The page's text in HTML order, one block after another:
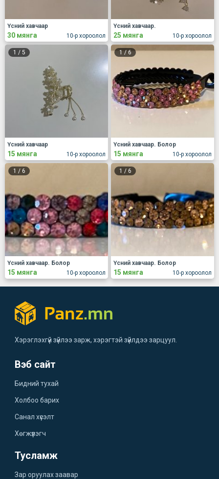
10-р хороолол
Үсний хавчаар
30 мянга 10-р хороолол
Үсний хавчаар.
25 мянга
1 / 5
10-р хороолол
Үсний хавчаар
15 мянга
1 / 6
10-р хороолол
Үсний хавчаар. Болор
15 мянга
1 / 6
10-р хороолол
Үсний хавчаар. Болор
15 мянга
1 / 6
10-р хороолол
Үсний хавчаар. Болор
15 мянга
Хэрэглэхгүй зүйлээ зарж, хэрэгтэй зүйлдээ зарцуул.
Вэб сайт
Бидний тухай
Холбоо барих
Санал хүсэлт
Хөгжүүлэгч
Тусламж
Зар оруулах заавар